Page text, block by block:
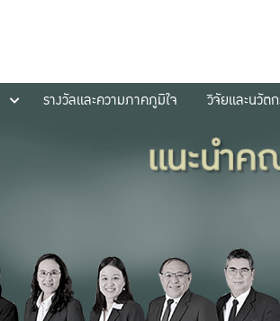
รางวัลและความภาคภูมิใจ วิจัยและนวัต